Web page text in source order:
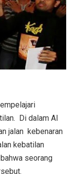
Di dalam Al
jalan kebenaran
kebatilan
seorang